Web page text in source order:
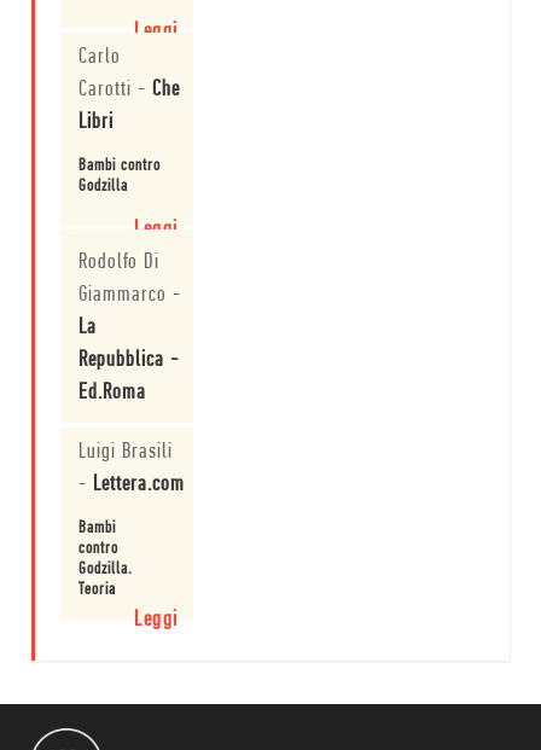
Leggi
Carlo
Carotti - Che
Libri
Bambi contro
Godzilla
Leggi
Rodolfo Di
Giammarco -
La
Repubblica -
Ed.Roma
sessuali".Mamet
offende
Luigi Brasili
- Lettera.com
Bambi
contro
Godzilla.
Teoria
Leggi